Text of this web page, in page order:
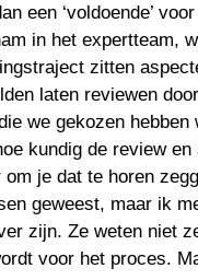
een ‘voldoende’
in het expertteam,
zitten
laten reviewen
we gekozen
om je dat te horen
geweest, maar ik
zijn. Ze weten niet
voor het proces.